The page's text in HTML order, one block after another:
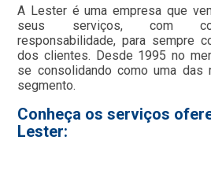
A Lester é uma empresa que
seus serviços, com
responsabilidade, para sempre
dos clientes. Desde 1995 no
se consolidando como uma das
segmento.
Conheça os serviços
Lester: